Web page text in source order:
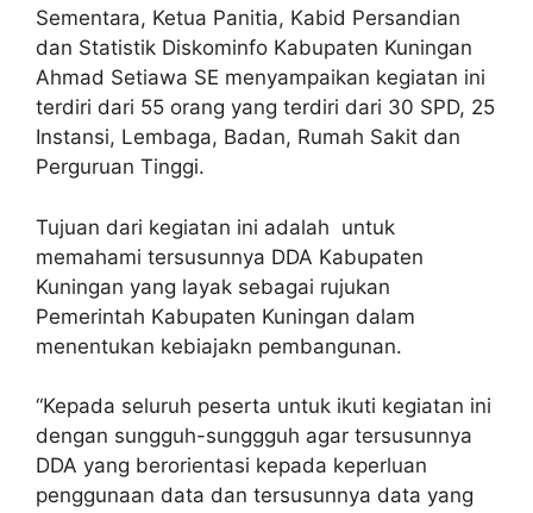
Sementara, Ketua Panitia, Kabid Persandian
dan Statistik Diskominfo Kabupaten Kuningan
Ahmad Setiawa SE menyampaikan kegiatan ini
terdiri dari 55 orang yang terdiri dari 30 SPD, 25
Instansi, Lembaga, Badan, Rumah Sakit dan
Perguruan Tinggi.
Tujuan dari kegiatan ini adalah untuk
memahami tersusunnya DDA Kabupaten
Kuningan yang layak sebagai rujukan
Pemerintah Kabupaten Kuningan dalam
menentukan kebiajakn pembangunan.
“Kepada seluruh peserta untuk ikuti kegiatan ini
dengan sungguh-sunggguh agar tersusunnya
DDA yang berorientasi kepada keperluan
penggunaan data dan tersusunnya data yang